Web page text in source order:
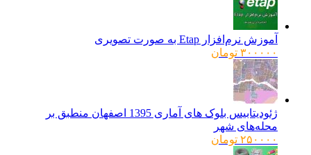
آموزش نرم‌افزار Etap به صورت تصویری
۳۰۰۰۰۰ تومان
ژئودیتابیس بلوک های آماری 1395 اصفهان منطبق بر
محله‌های شهر
۲۵۰۰۰۰ تومان